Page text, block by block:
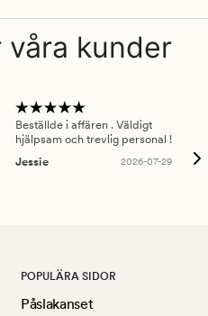
kunder
Beställde i affären . Väldigt
hjälpsam och trevlig personal !
Jessie
2026-07-29
POPULÄRA SIDOR
Påslakanset